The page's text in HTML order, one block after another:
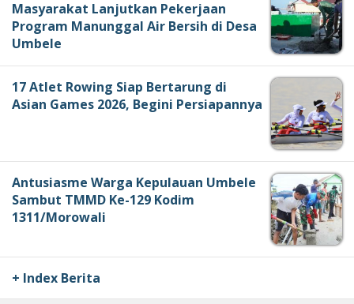
Masyarakat Lanjutkan Pekerjaan
Program Manunggal Air Bersih di Desa
Umbele
17 Atlet Rowing Siap Bertarung di
Asian Games 2026, Begini Persiapannya
Antusiasme Warga Kepulauan Umbele
Sambut TMMD Ke-129 Kodim
1311/Morowali
+ Index Berita